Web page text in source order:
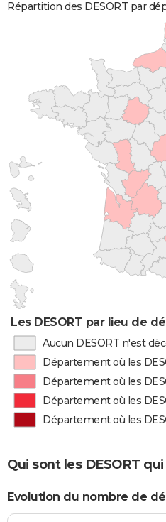
Répartition des DESORT par
Les DESORT par lieu de
Aucun DESORT n'est
Département où les
Département où les
Département où les
Département où les
Qui sont les DESORT
Evolution du nombre de